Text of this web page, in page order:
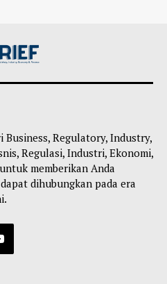
Business, Regulatory, Industry,
Regulasi, Industri, Ekonomi,
memberikan Anda
dihubungkan pada era